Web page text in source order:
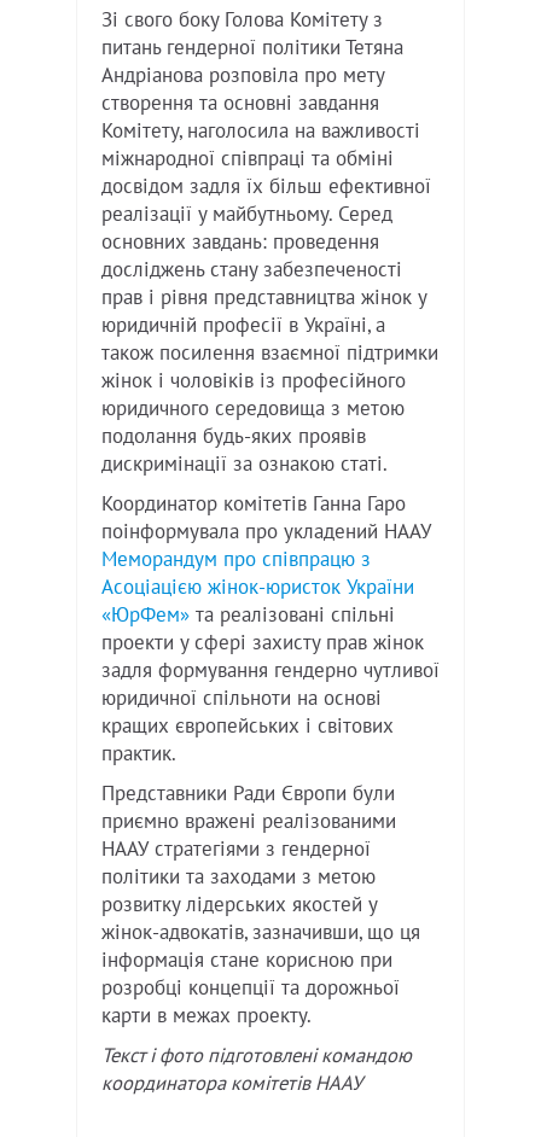
Зі свого боку Голова Комітету з
питань гендерної політики Тетяна
Андріанова розповіла про мету
створення та основні завдання
Комітету, наголосила на важливості
міжнародної співпраці та обміні
досвідом задля їх більш ефективної
реалізації у майбутньому. Серед
основних завдань: проведення
досліджень стану забезпеченості
прав і рівня представництва жінок у
юридичній професії в Україні, а
також посилення взаємної підтримки
жінок і чоловіків із професійного
юридичного середовища з метою
подолання будь-яких проявів
дискримінації за ознакою статі.
Координатор комітетів Ганна Гаро
поінформувала про укладений НААУ
Меморандум про співпрацю з
Асоціацією жінок-юристок України
«ЮрФем» та реалізовані спільні
проекти у сфері захисту прав жінок
задля формування гендерно чутливої
юридичної спільноти на основі
кращих європейських і світових
практик.
Представники Ради Європи були
приємно вражені реалізованими
НААУ стратегіями з гендерної
політики та заходами з метою
розвитку лідерських якостей у
жінок-адвокатів, зазначивши, що ця
інформація стане корисною при
розробці концепції та дорожньої
карти в межах проекту.
Текст і фото підготовлені командою
координатора комітетів НААУ